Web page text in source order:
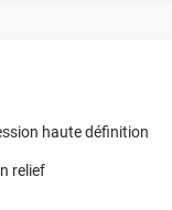
haute définition
relief